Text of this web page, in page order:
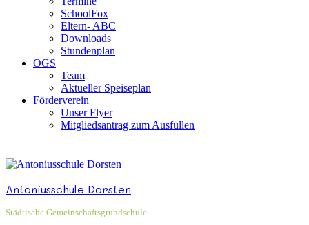
SchoolFox
Eltern- ABC
Downloads
Stundenplan
OGS
Team
Aktueller Speiseplan
Förderverein
Unser Flyer
Mitgliedsantrag zum Ausfüllen
Antoniusschule Dorsten
Städtische Gemeinschaftsgrundschule